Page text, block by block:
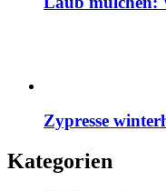
Zypresse
Kategorien